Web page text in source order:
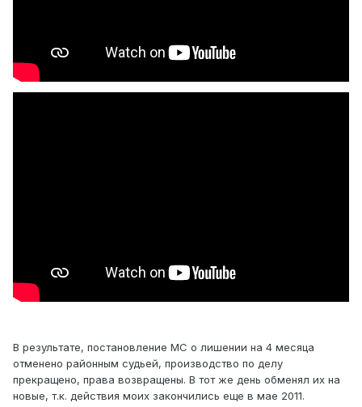
В результате, постановление МС о лишении на 4 месяца
отменено районным судьей, производство по делу
прекращено, права возвращены. В тот же день обменял их на
новые, т.к. действия моих закончились еще в мае 2011.